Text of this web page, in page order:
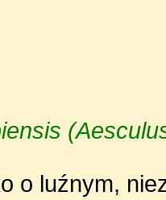
o luźnym,